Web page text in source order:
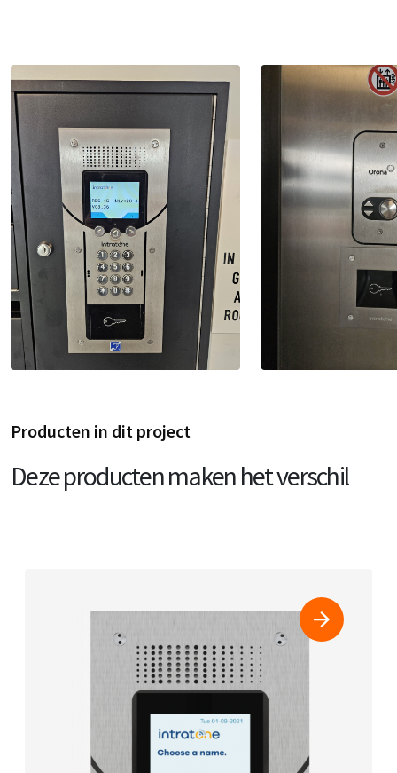
Producten in dit project
Deze producten maken het verschil